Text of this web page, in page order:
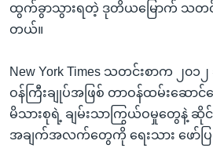
ထွက်ခွာသွားရတဲ့ ဒုတိယမြောက် သတင်
တယ်။
New York Times သတင်းစာက ၂၀
ဝန်ကြီးချုပ်အဖြစ် တာဝန်ထမ်းဆောင်
မိသားစုရဲ့ ချမ်းသာကြွယ်ဝမှုတွေနဲ့
အချက်အလက်တွေကို ရေးသား ဖော်ပြ